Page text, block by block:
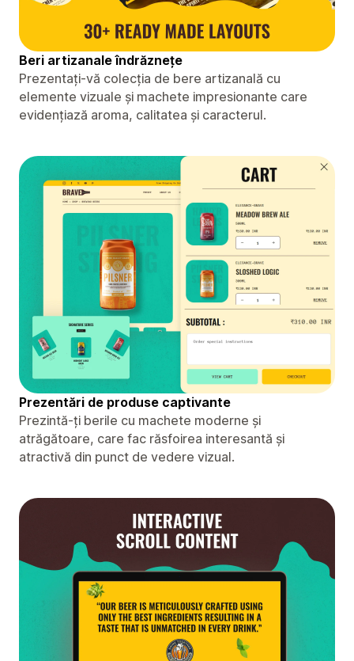
Beri artizanale îndrăznețe
Prezentați-vă colecția de bere artizanală cu
elemente vizuale și machete impresionante care
evidențiază aroma, calitatea și caracterul.
Prezentări de produse captivante
Prezintă-ți berile cu machete moderne și
atrăgătoare, care fac răsfoirea interesantă și
atractivă din punct de vedere vizual.